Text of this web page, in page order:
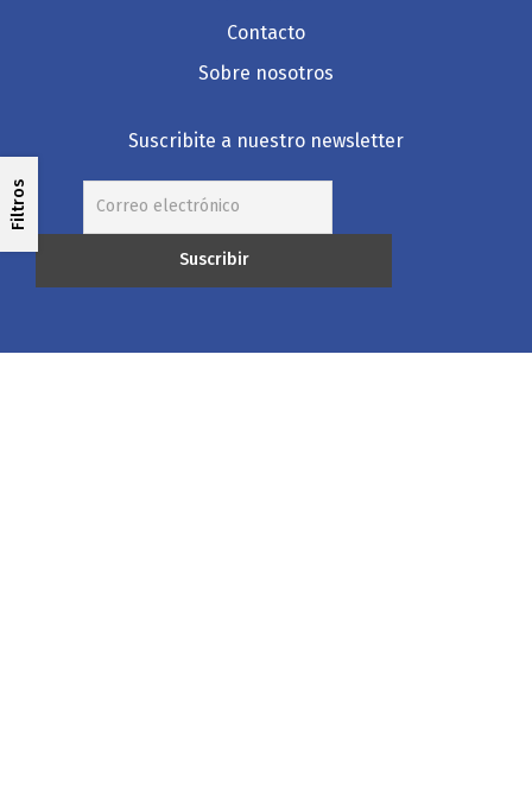
Filtros
Contacto
Sobre nosotros
Suscribite a nuestro newsletter